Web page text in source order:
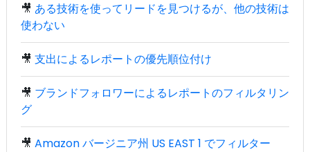
🎥 ある技術を使ってリードを見つけるが、他の技術は
使わない
🎥 支出によるレポートの優先順位付け
🎥 ブランドフォロワーによるレポートのフィルタリン
グ
🎥 Amazon バージニア州 US EAST 1 でフィルター